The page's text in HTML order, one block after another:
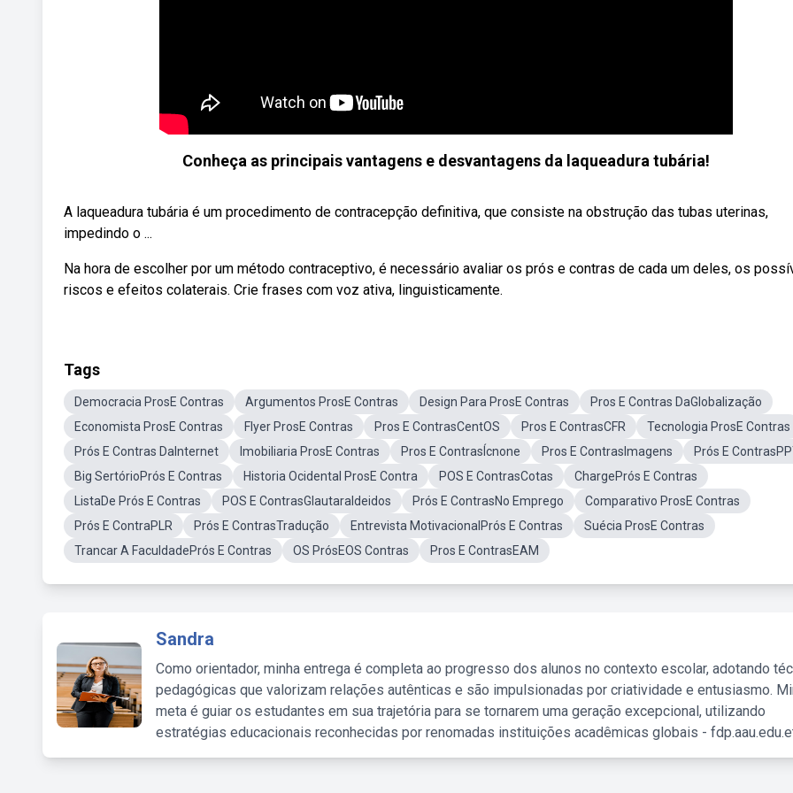
Conheça as principais vantagens e desvantagens da laqueadura tubária!
A laqueadura tubária é um procedimento de contracepção definitiva, que consiste na obstrução das tubas uterinas,
impedindo o ...
Na hora de escolher por um método contraceptivo, é necessário avaliar os prós e contras de cada um deles, os
riscos e efeitos colaterais. Crie frases com voz ativa, linguisticamente.
Tags
Democracia ProsE Contras Argumentos ProsE Contras Design Para ProsE Contras
Pros E Contras DaGlobalização
Economista ProsE Contras
Flyer ProsE Contras Pros E ContrasCentOS Pros E ContrasCFR
Tecnologia ProsE Contras
Prós E Contras DaInternet
Imobiliaria ProsE Contras Pros E ContrasÍcnone Pros E ContrasImagens
Prós E
Big SertórioPrós E Contras
Historia Ocidental ProsE Contra POS E ContrasCotas
ChargePrós E Contras
ListaDe Prós E Contras
POS E ContrasGlautaraldeidos Prós E ContrasNo Emprego
Comparativo ProsE Contras
Prós E ContraPLR
Prós E ContrasTradução Entrevista MotivacionalPrós E Contras
Suécia ProsE Contras
Trancar A FaculdadePrós E Contras
OS PrósEOS Contras Pros E ContrasEAM
Sandra
Como orientador, minha entrega é completa ao progresso dos alunos no contexto escolar, adotando
pedagógicas que valorizam relações autênticas e são impulsionadas por criatividade e entusiasmo.
meta é guiar os estudantes em sua trajetória para se tornarem uma geração excepcional, utilizando
estratégias educacionais reconhecidas por renomadas instituições acadêmicas globais -